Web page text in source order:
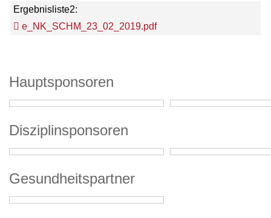
Ergebnisliste2:
e_NK_SCHM_23_02_2019.pdf
Hauptsponsoren
Disziplinsponsoren
Gesundheitspartner